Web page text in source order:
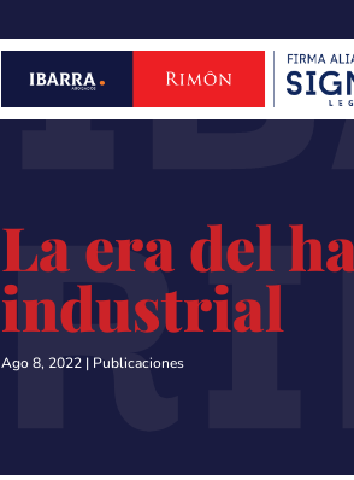
La era del
industrial
Ago 8, 2022 | Publicaciones